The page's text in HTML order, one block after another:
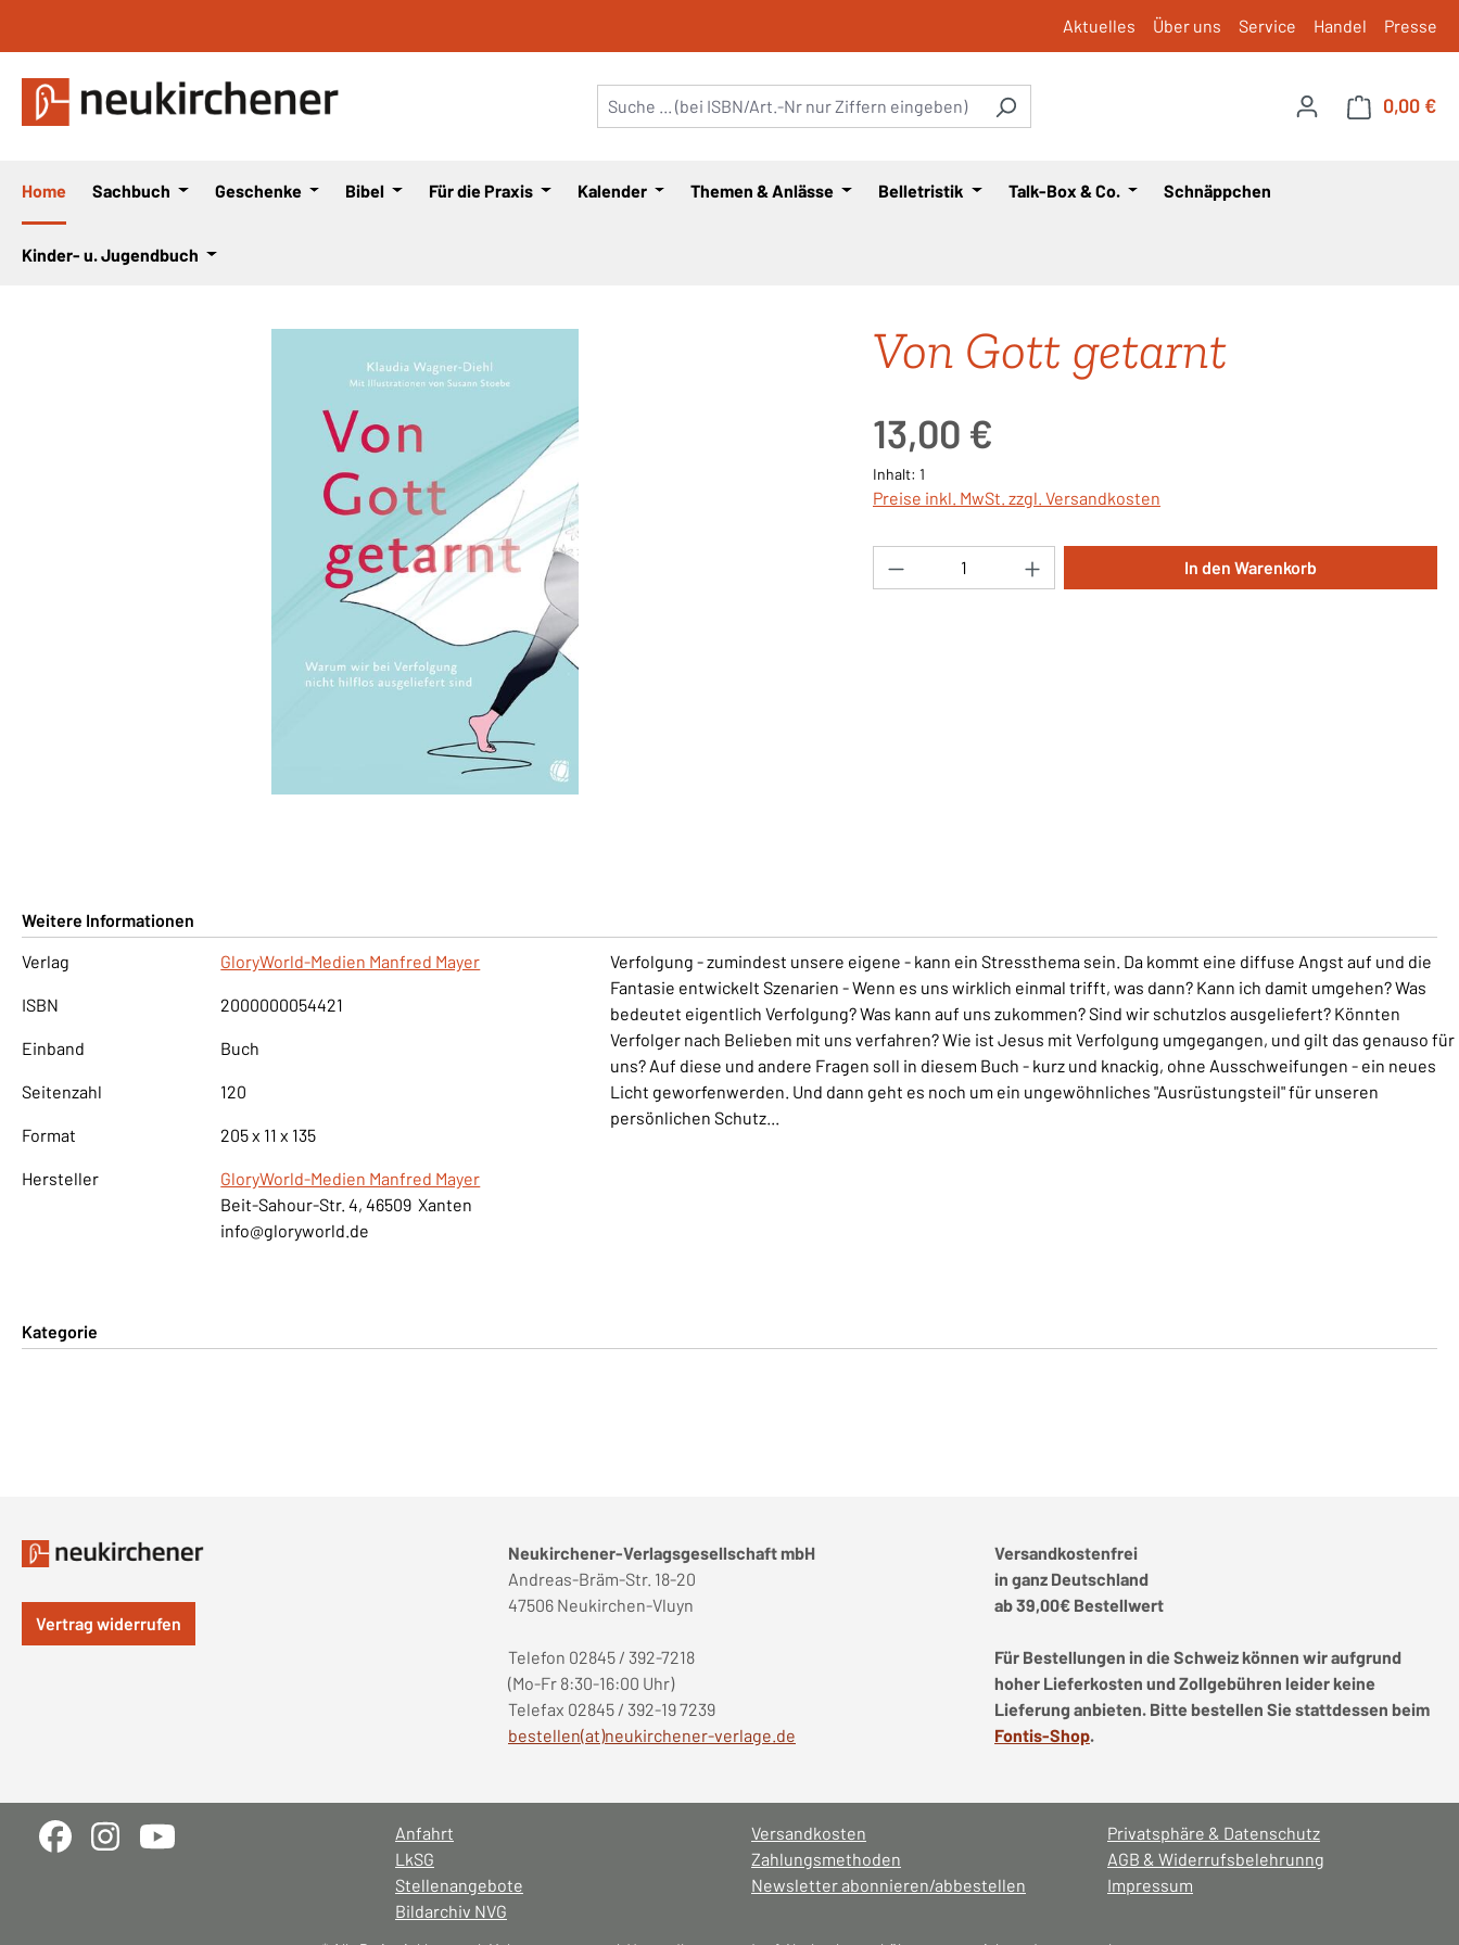
Aktuelles Über uns Service Handel Presse
0,00 €
Home Sachbuch Geschenke Bibel Für die Praxis Kalender Themen & Anlässe Belletristik Talk-Box & Co. Schnäppchen
Kinder- u. Jugendbuch
Von Gott getarnt
13,00 €
Inhalt: 1
Preise inkl. MwSt. zzgl. Versandkosten
Produkt Anzahl: Gib den gewünschten Wert ein
In den Warenkorb
Weitere Informationen
Verlag
GloryWorld-Medien Manfred Mayer
ISBN 2000000054421
Einband Buch
Seitenzahl 120
Format 205 x 11 x 135
Hersteller
GloryWorld-Medien Manfred Mayer
Beit-Sahour-Str. 4, 46509 Xanten
info@gloryworld.de
Verfolgung - zumindest unsere eigene - kann ein Stressthema sein. Da kommt eine diffuse Angst auf und die
Fantasie entwickelt Szenarien - Wenn es uns wirklich einmal trifft, was dann? Kann ich damit umgehen? Was
bedeutet eigentlich Verfolgung? Was kann auf uns zukommen? Sind wir schutzlos ausgeliefert? Könnten
Verfolger nach Belieben mit uns verfahren? Wie ist Jesus mit Verfolgung umgegangen, und gilt das genauso für
uns? Auf diese und andere Fragen soll in diesem Buch - kurz und knackig, ohne Ausschweifungen - ein neues
Licht geworfenwerden. Und dann geht es noch um ein ungewöhnliches "Ausrüstungsteil" für unseren
persönlichen Schutz...
Kategorie
Vertrag widerrufen
Neukirchener-Verlagsgesellschaft mbH
Andreas-Bräm-Str. 18-20
47506 Neukirchen-Vluyn
Telefon 02845 / 392-7218
(Mo-Fr 8:30-16:00 Uhr)
Telefax 02845 / 392-19 7239
bestellen(at)neukirchener-verlage.de
Versandkostenfrei
in ganz Deutschland
ab 39,00€ Bestellwert
Für Bestellungen in die Schweiz können wir aufgrund
hoher Lieferkosten und Zollgebühren leider keine
Lieferung anbieten. Bitte bestellen Sie stattdessen beim
Fontis-Shop.
Anfahrt
LkSG
Stellenangebote
Versandkosten
Zahlungsmethoden
Newsletter abonnieren/abbestellen
Privatsphäre & Datenschutz
AGB & Widerrufsbelehrunng
Impressum
Bildarchiv NVG